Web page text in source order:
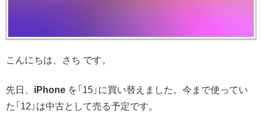
こんにちは、さち です。
先日、 iPhone を「15」に買い替えました。今まで使ってい
た「12」は中古として売る予定です。